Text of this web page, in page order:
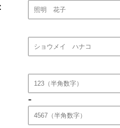
-